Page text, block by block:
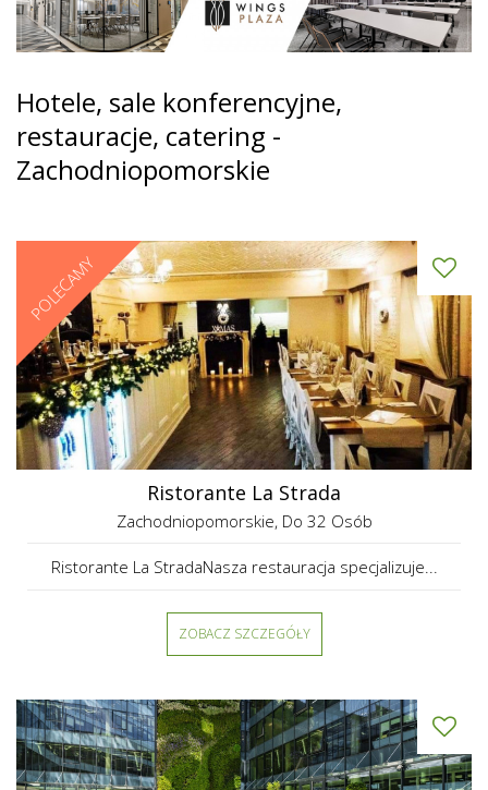
Hotele, sale konferencyjne,
restauracje, catering -
Zachodniopomorskie
POLECAMY
Ristorante La Strada
Zachodniopomorskie, Do 32 Osób
Ristorante La StradaNasza restauracja specjalizuje...
ZOBACZ SZCZEGÓŁY